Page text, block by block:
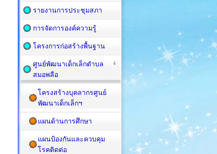
รายงานการประชุมสภา
การจัดการองค์ความรู้
โครงการก่อสร้างพื้นฐาน
ศูนย์พัฒนาเด็กเล็กตำบล
สมอพลือ
โครงสร้างบุคลากรศูนย์
พัฒนาเด็กเล็กฯ
แผนด้านการศึกษา
แผนป้องกันและควบคุม
โรคติดต่อ